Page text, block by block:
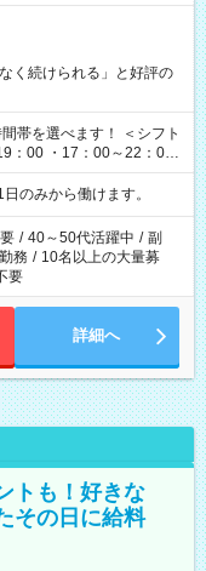
く続けられる」と好評の
：00 ・17：00～22：00
00 など
のみから働けます。
/ 40～50代活躍中 / 副
務 / 10名以上の大量募
要
詳細へ
トも！好きな
その日に給料